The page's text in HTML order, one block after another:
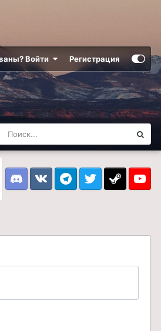
Войти Регистрация
DiscordVK TelegramTwitter Steam